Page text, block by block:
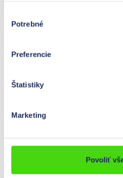
súhlasu
Potrebné
Preferencie
Štatistiky
Marketing
Povoliť
Telefón *
Áno, súhlasím s
údajov.
Áno, chcem byť v
dostávať bezplatný